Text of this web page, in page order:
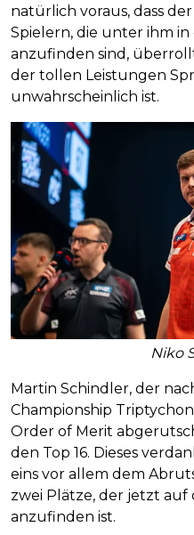
natürlich voraus, dass
Spielern, die unter ihm
anzufinden sind,
der tollen Leistungen
unwahrscheinlich ist.
Niko
Martin Schindler, der
Championship
Order of Merit
den Top 16. Dieses
eins vor allem dem
zwei Plätze, der jetzt auf
anzufinden ist.